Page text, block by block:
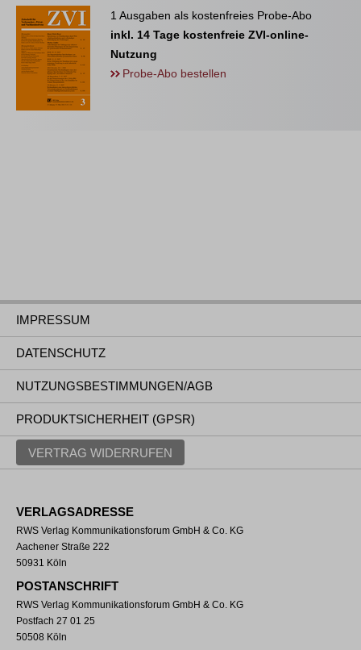
1 Ausgaben als kostenfreies Probe-Abo
inkl. 14 Tage kostenfreie ZVI-online-
Nutzung
Probe-Abo bestellen
IMPRESSUM
DATENSCHUTZ
NUTZUNGSBESTIMMUNGEN/AGB
PRODUKTSICHERHEIT (GPSR)
VERTRAG WIDERRUFEN
VERLAGSADRESSE
RWS Verlag Kommunikationsforum GmbH & Co. KG
Aachener Straße 222
50931 Köln
POSTANSCHRIFT
RWS Verlag Kommunikationsforum GmbH & Co. KG
Postfach 27 01 25
50508 Köln